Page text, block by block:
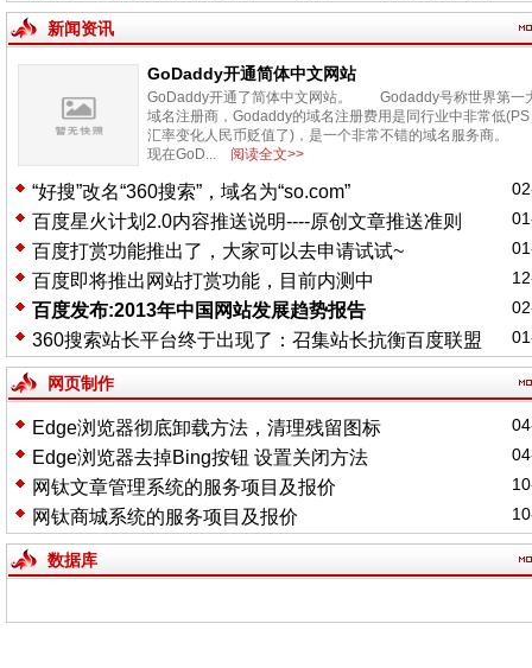
明新闻资讯
GoDaddy开通简体中文网站
GoDaddy开通了简体中文网站。 Godaddy号称世界第一
域名注册商，Godaddy的域名注册费用是同行业中非常低
汇率变化人民币贬值了)，是一个非常不错的域名服务商
现在GoD...
阅读全文>>
“好搜”改名“360搜索”，域名为“so.com”
百度星火计划2.0内容推送说明----原创文章推送准则
百度打赏功能推出了，大家可以去申请试试~
百度即将推出网站打赏功能，目前内测中
百度发布:2013年中国网站发展趋势报告
360搜索站长平台终于出现了：召集站长抗衡百度联盟
网页制作
Edge浏览器彻底卸载方法，清理残留图标
Edge浏览器去掉Bing按钮 设置关闭方法
网钛文章管理系统的服务项目及报价
网钛商城系统的服务项目及报价
数据库